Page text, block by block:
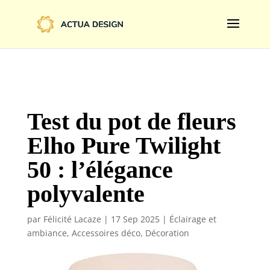
family=Limelight&display=swap');
Test du pot de fleurs
Elho Pure Twilight
50 : l’élégance
polyvalente
par Félicité Lacaze | 17 Sep 2025| Éclairage et
ambiance, Accessoires déco, Décoration